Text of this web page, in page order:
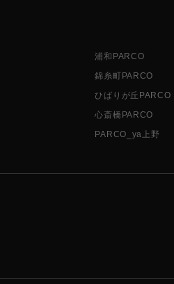
浦和PARCO
錦糸町PARCO
ひばりが丘PARCO
心斎橋PARCO
PARCO_ya上野